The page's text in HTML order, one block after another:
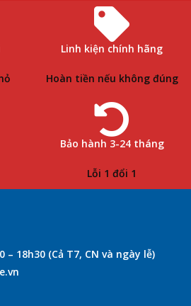
Linh kiện chính hãng
Hoàn tiền nếu không đúng
Bảo hành 3-24 tháng
Lỗi 1 đổi 1
18h30 (Cả T7, CN và ngày lễ)